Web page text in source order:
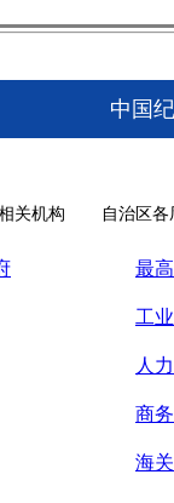
中国
关机构 自治区
最
工
人
商
海